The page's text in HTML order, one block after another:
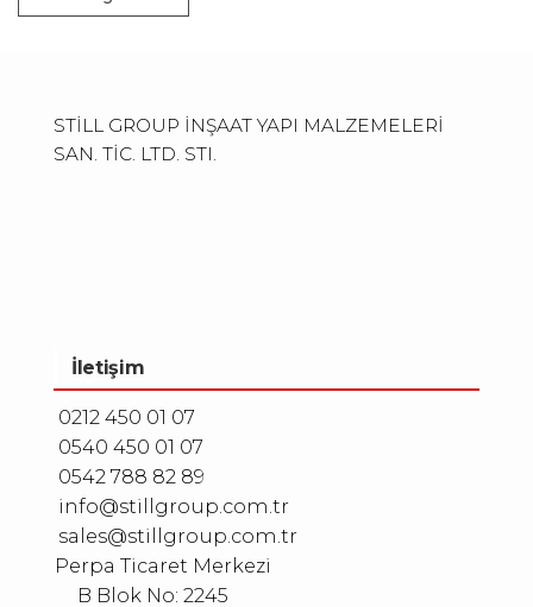
STİLL GROUP İNŞAAT YAPI MALZEMELERİ
SAN. TİC. LTD. STI.
İletişim
0212 450 01 07
0540 450 01 07
0542 788 82 89
info@stillgroup.com.tr
sales@stillgroup.com.tr
Perpa Ticaret Merkezi
B Blok No: 2245